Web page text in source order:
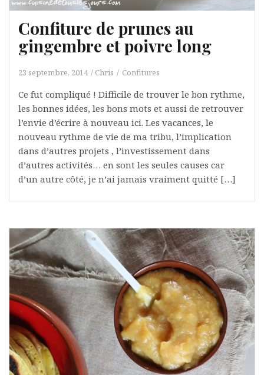
Confiture de prunes au
gingembre et poivre long
23 septembre, 2014 Chris Confitures
Ce fut compliqué ! Difficile de trouver le bon rythme,
les bonnes idées, les bons mots et aussi de retrouver
l’envie d’écrire à nouveau ici. Les vacances, le
nouveau rythme de vie de ma tribu, l’implication
dans d’autres projets , l’investissement dans
d’autres activités… en sont les seules causes car
d’un autre côté, je n’ai jamais vraiment quitté […]